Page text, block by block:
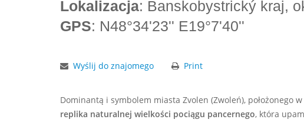
Lokalizacja: Banskobystrický kraj,
GPS: N48°34'23'' E19°7'40''
Wyślij do znajomego Print
Dominantą i symbolem miasta Zvolen (Zwoleń), położonego
replika naturalnej wielkości pociągu pancernego, która